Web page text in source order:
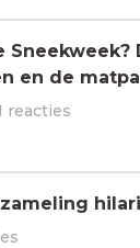
en de
reacties